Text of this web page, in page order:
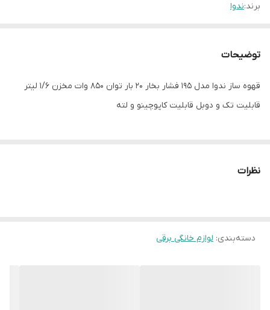
برند:ندوا
توضیحات
قهوه ساز ندوا مدل 195 فشار بخار 20 بار توان 850 وات مخزن 1/6 لیتر
قابلیت تک و دوبل قابلیت کاپوچینو و لته
نظرات
دسته‌بندی: لوازم خانگی برقی